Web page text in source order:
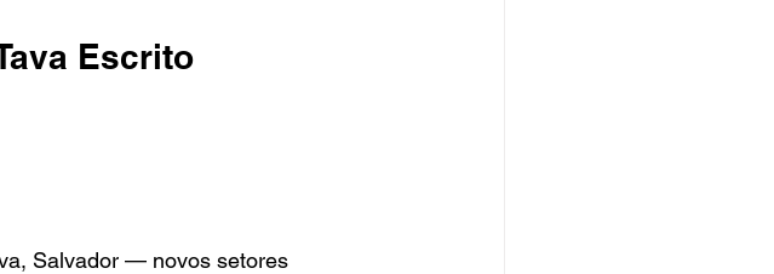
Escrito
Salvador — novos setores